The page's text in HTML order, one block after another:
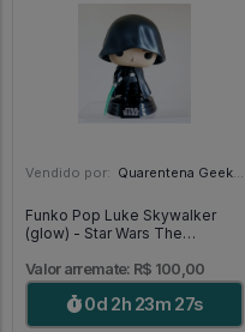
Vendido por: Quarentena Geek Store - SP
Funko Pop Luke Skywalker
(glow) - Star Wars The
Valor arremate: R$ 100,00
0d 2h 23m 26s